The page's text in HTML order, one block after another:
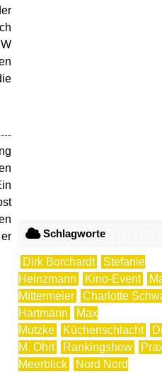
Schlagworte
Dirk Borchardt
Stefanie
Heinzmann
Kino-Event
Mittermeier
Charlotte
Hartmann
Max
Mutzke
Küchenschlacht
M. Ohrt
Rankingshow
Meerblick
Nord Nord